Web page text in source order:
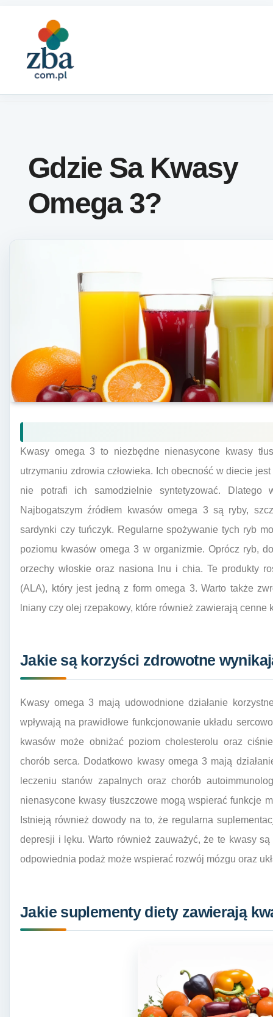
Gdzie Sa Kwasy
Omega 3?
Kwasy omega 3 to niezbędne nienasycone kwasy
utrzymaniu zdrowia człowieka. Ich obecność w diecie
nie potrafi ich samodzielnie syntetyzować.
Najbogatszym źródłem kwasów omega 3 są ryby,
sardynki czy tuńczyk. Regularne spożywanie tych ryb
poziomu kwasów omega 3 w organizmie. Oprócz ryb,
orzechy włoskie oraz nasiona lnu i chia. Te produkty
(ALA), który jest jedną z form omega 3. Warto także
lniany czy olej rzepakowy, które również zawierają cenne
Jakie są korzyści zdrowotne
Kwasy omega 3 mają udowodnione działanie
wpływają na prawidłowe funkcjonowanie układu
kwasów może obniżać poziom cholesterolu oraz
chorób serca. Dodatkowo kwasy omega 3 mają
leczeniu stanów zapalnych oraz chorób
nienasycone kwasy tłuszczowe mogą wspierać funkcje
Istnieją również dowody na to, że regularna
depresji i lęku. Warto również zauważyć, że te kwasy
odpowiednia podaż może wspierać rozwój mózgu oraz
Jakie suplementy diety zawierają